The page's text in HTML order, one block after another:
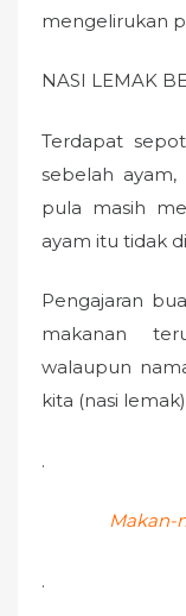
mengelirukan
NASI LEMAK
Terdapat
sebelah
pula masih
ayam itu tidak
Pengajaran
makanan
walaupun
kita (nasi
.
Makan-
.